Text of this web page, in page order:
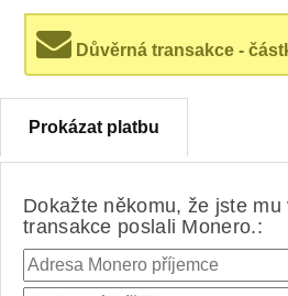
Důvěrná transakce -
Prokázat platbu
Dokažte někomu, že jste mu
transakce poslali Monero.: